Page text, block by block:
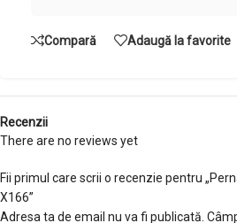
Compară Adaugă la favorite
Recenzii
There are no reviews yet
Fii primul care scrii o recenzie pentru
X166”
Adresa ta de email nu va fi publicată.